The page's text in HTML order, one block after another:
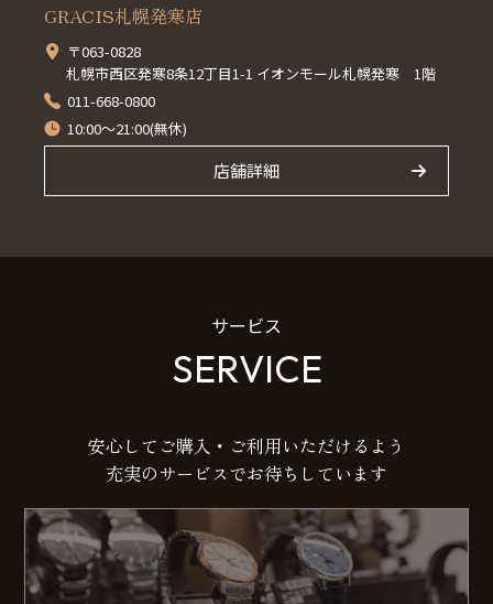
GRACIS札幌発寒店
〒063-0828
札幌市西区発寒8条12丁目1-1 イオンモール札幌発寒 1階
011-668-0800
10:00～21:00(無休)
店舗詳細
サービス
SERVICE
安心してご購入・ご利用いただけるよう
充実のサービスでお待ちしています